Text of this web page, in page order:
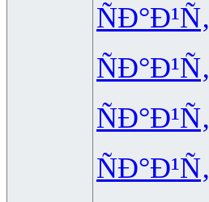
ÑÐ°Ð¹Ñ‚
ÑÐ°Ð¹Ñ‚
ÑÐ°Ð¹Ñ‚
ÑÐ°Ð¹Ñ‚